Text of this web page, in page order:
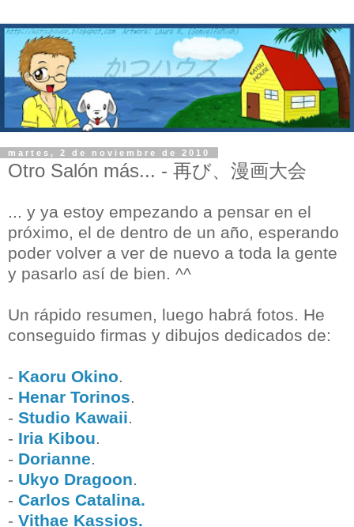
martes, 2 de noviembre de 2010
Otro Salón más... - 再び、漫画大会
... y ya estoy empezando a pensar en el
próximo, el de dentro de un año, esperando
poder volver a ver de nuevo a toda la gente
y pasarlo así de bien. ^^
Un rápido resumen, luego habrá fotos. He
conseguido firmas y dibujos dedicados de:
- Kaoru Okino.
- Henar Torinos.
- Studio Kawaii.
- Iria Kibou.
- Dorianne.
- Ukyo Dragoon.
- Carlos Catalina.
- Vithae Kassios.